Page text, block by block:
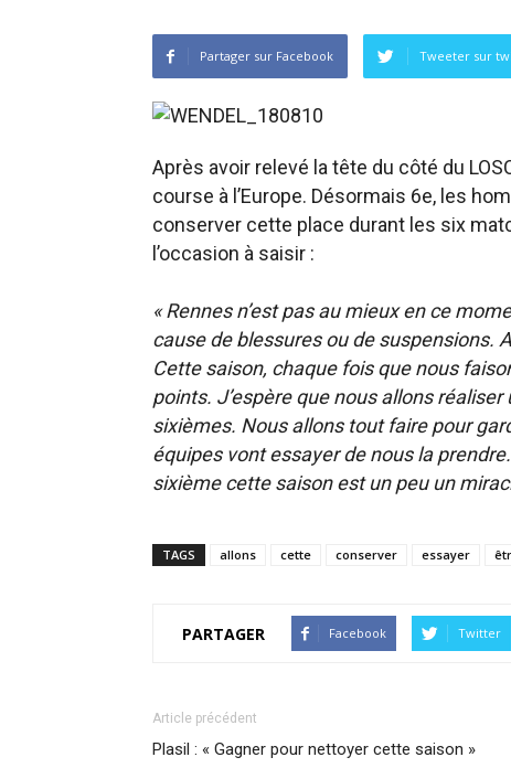
Partager sur Facebook Tweeter sur
Après avoir relevé la tête du côté du
course à l’Europe. Désormais 6e, les
conserver cette place durant les six
l’occasion à saisir :
« Rennes n’est pas au mieux en ce
cause de blessures ou de suspensions.
Cette saison, chaque fois que nous
points. J’espère que nous allons
sixièmes. Nous allons tout faire pour
équipes vont essayer de nous la
sixième cette saison est un peu un
TAGS allons cette conserver essayer
PARTAGER Facebook Twitter
Article précédent
Plasil : « Gagner pour nettoyer cette saison »